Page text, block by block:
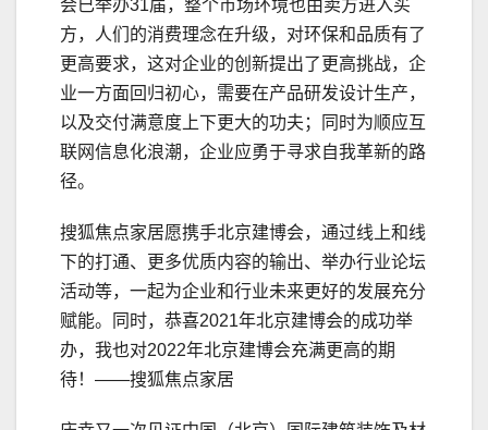
会已举办31届，整个市场环境也由卖方进入买
方，人们的消费理念在升级，对环保和品质有了
更高要求，这对企业的创新提出了更高挑战，企
业一方面回归初心，需要在产品研发设计生产，
以及交付满意度上下更大的功夫；同时为顺应互
联网信息化浪潮，企业应勇于寻求自我革新的路
径。
搜狐焦点家居愿携手北京建博会，通过线上和线
下的打通、更多优质内容的输出、举办行业论坛
活动等，一起为企业和行业未来更好的发展充分
赋能。同时，恭喜2021年北京建博会的成功举
办，我也对2022年北京建博会充满更高的期
待！——搜狐焦点家居